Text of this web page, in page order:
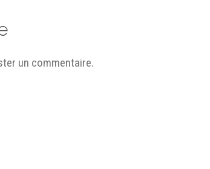
un commentaire.